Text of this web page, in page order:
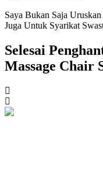
Saya Bukan Saja
Juga Untuk Syarikat
Selesai
Massage Chair